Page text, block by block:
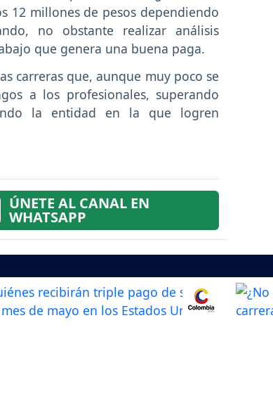
12 millones de pesos dependiendo
no obstante realizar análisis
que genera una buena paga.
carreras que, aunque muy poco se
a los profesionales, superando
la entidad en la que logren
ÚNETE AL CANAL EN
WHATSAPP